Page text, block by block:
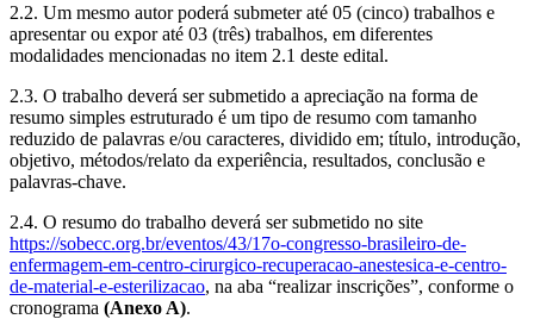
2.2. Um mesmo autor poderá submeter até 05 (cinco) trabalhos e
apresentar ou expor até 03 (três) trabalhos, em diferentes
modalidades mencionadas no item 2.1 deste edital.
2.3. O trabalho deverá ser submetido a apreciação na forma de
resumo simples estruturado é um tipo de resumo com tamanho
reduzido de palavras e/ou caracteres, dividido em; título, introdução,
objetivo, métodos/relato da experiência, resultados, conclusão e
palavras-chave.
2.4. O resumo do trabalho deverá ser submetido no site
https://sobecc.org.br/eventos/43/17o-congresso-brasileiro-de-
enfermagem-em-centro-cirurgico-recuperacao-anestesica-e-centro-
de-material-e-esterilizacao, na aba “realizar inscrições”, conforme o
cronograma (Anexo A).